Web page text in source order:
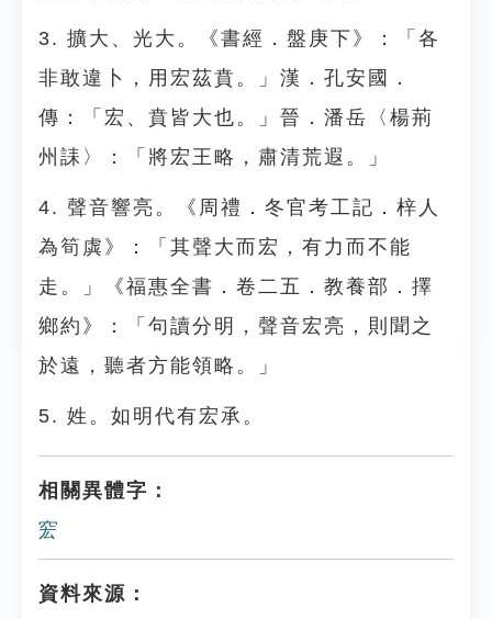
3. 擴大、光大。《書經．盤庚下》：「各
非敢違卜，用宏茲賁。」漢．孔安國．
傳：「宏、賁皆大也。」晉．潘岳〈楊荊
州誄〉：「將宏王略，肅清荒遐。」
4. 聲音響亮。《周禮．冬官考工記．梓人
為筍虡》：「其聲大而宏，有力而不能
走。」《福惠全書．卷二五．教養部．擇
鄉約》：「句讀分明，聲音宏亮，則聞之
於遠，聽者方能領略。」
5. 姓。如明代有宏承。
相關異體字：
䆖
資料來源：